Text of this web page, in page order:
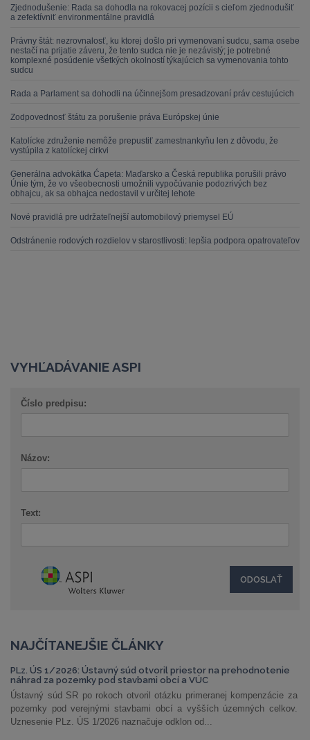
Zjednodušenie: Rada sa dohodla na rokovacej pozícii s cieľom zjednodušiť
a zefektívniť environmentálne pravidlá
Právny štát: nezrovnalosť, ku ktorej došlo pri vymenovaní sudcu, sama osebe
nestačí na prijatie záveru, že tento sudca nie je nezávislý; je potrebné
komplexné posúdenie všetkých okolností týkajúcich sa vymenovania tohto
sudcu
Rada a Parlament sa dohodli na účinnejšom presadzovaní práv cestujúcich
Zodpovednosť štátu za porušenie práva Európskej únie
Katolícke združenie nemôže prepustiť zamestnankyňu len z dôvodu, že
vystúpila z katolíckej cirkvi
Generálna advokátka Ćapeta: Maďarsko a Česká republika porušili právo
Únie tým, že vo všeobecnosti umožnili vypočúvanie podozrivých bez
obhajcu, ak sa obhajca nedostavil v určitej lehote
Nové pravidlá pre udržateľnejší automobilový priemysel EÚ
Odstránenie rodových rozdielov v starostlivosti: lepšia podpora opatrovateľov
VYHĽADÁVANIE ASPI
Číslo predpisu:
Názov:
Text:
NAJČÍTANEJŠIE ČLÁNKY
PLz. ÚS 1/2026: Ústavný súd otvoril priestor na prehodnotenie
náhrad za pozemky pod stavbami obcí a VÚC
Ústavný súd SR po rokoch otvoril otázku primeranej kompenzácie za
pozemky pod verejnými stavbami obcí a vyšších územných celkov.
Uznesenie PLz. ÚS 1/2026 naznačuje odklon od...